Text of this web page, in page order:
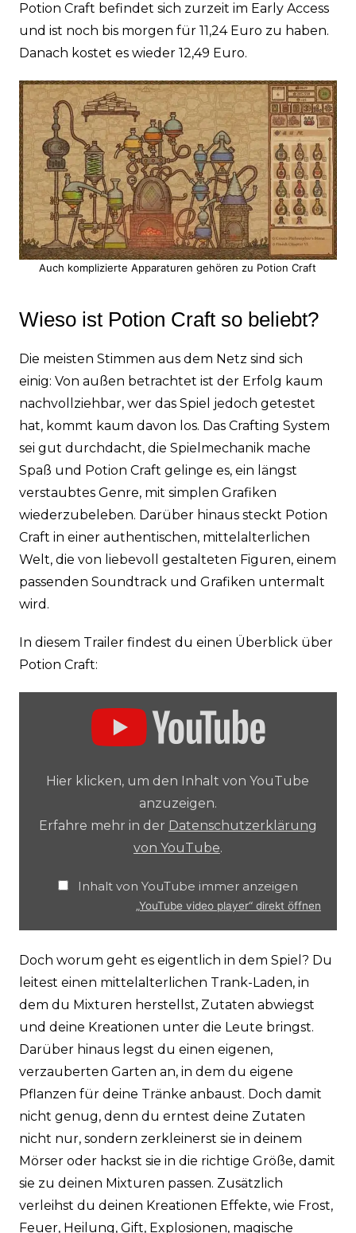
Potion Craft befindet sich zurzeit im Early Access
und ist noch bis morgen für 11,24 Euro zu haben.
Danach kostet es wieder 12,49 Euro.
Auch komplizierte Apparaturen gehören zu Potion Craft
Wieso ist Potion Craft so beliebt?
Die meisten Stimmen aus dem Netz sind sich
einig: Von außen betrachtet ist der Erfolg kaum
nachvollziehbar, wer das Spiel jedoch getestet
hat, kommt kaum davon los. Das Crafting System
sei gut durchdacht, die Spielmechanik mache
Spaß und Potion Craft gelinge es, ein längst
verstaubtes Genre, mit simplen Grafiken
wiederzubeleben. Darüber hinaus steckt Potion
Craft in einer authentischen, mittelalterlichen
Welt, die von liebevoll gestalteten Figuren, einem
passenden Soundtrack und Grafiken untermalt
wird.
In diesem Trailer findest du einen Überblick über
Potion Craft:
Hier klicken, um den Inhalt von YouTube
anzuzeigen.
Erfahre mehr in der Datenschutzerklärung
von YouTube.
Inhalt von YouTube immer anzeigen
„YouTube video player“ direkt öffnen
Doch worum geht es eigentlich in dem Spiel? Du
leitest einen mittelalterlichen Trank-Laden, in
dem du Mixturen herstellst, Zutaten abwiegst
und deine Kreationen unter die Leute bringst.
Darüber hinaus legst du einen eigenen,
verzauberten Garten an, in dem du eigene
Pflanzen für deine Tränke anbaust. Doch damit
nicht genug, denn du erntest deine Zutaten
nicht nur, sondern zerkleinerst sie in deinem
Mörser oder hackst sie in die richtige Größe, damit
sie zu deinen Mixturen passen. Zusätzlich
verleihst du deinen Kreationen Effekte, wie Frost,
Feuer, Heilung, Gift, Explosionen, magische